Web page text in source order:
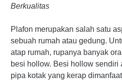
Berkualitas
Plafon merupakan salah satu
sebuah rumah atau gedung.
atap rumah, rupanya banyak
besi hollow. Besi hollow sendiri
pipa kotak yang kerap